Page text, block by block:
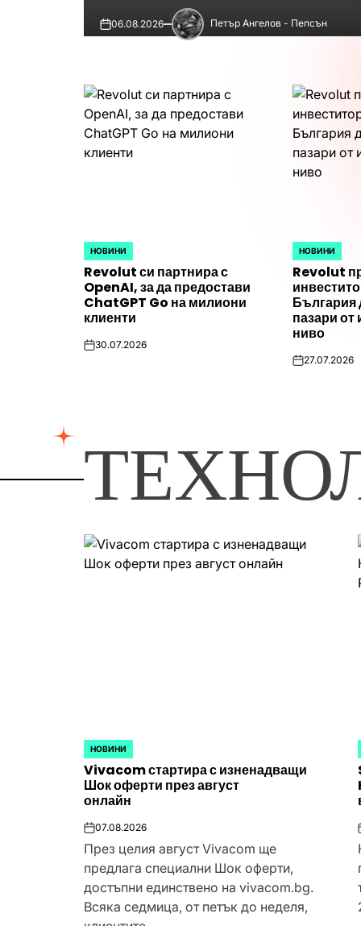
on06.08.2026
Публикувано
Петър Ангелов - Пепсън
POSTED
IN
НОВИНИ
Revolut си партнира с
OpenAI, за да предостави
ChatGPT Go на милиони
клиенти
on30.07.2026
POSTED
IN
НОВИНИ
Revolut
България
пазари
ниво
on27.07.2026
POSTED
IN
НОВИНИ
Vivacom стартира с изненадващи
Шок оферти през август
онлайн
on07.08.2026
През целия август Vivacom ще
предлага специални Шок оферти,
достъпни единствено на vivacom.bg.
Всяка седмица, от петък до неделя,